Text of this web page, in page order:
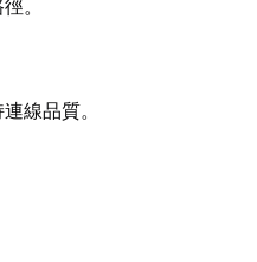
。
線品質。